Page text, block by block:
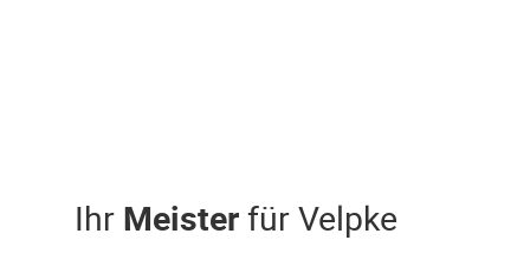
Ihr Meisterfür Velpke